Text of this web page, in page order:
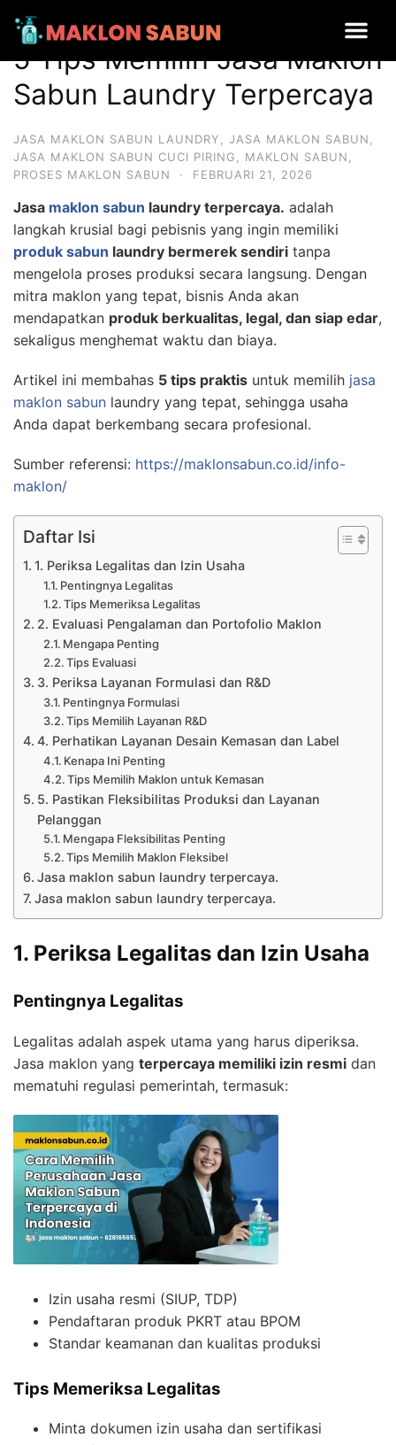
5 Tips Memilih Jasa Maklon Sabun Laundry Terpercaya
5 Tips Memilih Jasa Maklon
Sabun Laundry Terpercaya
JASA MAKLON SABUN LAUNDRY JASA MAKLON SABUN
JASA MAKLON SABUN CUCI PIRING
MAKLON SABUN
PROSES MAKLON SABUN
· FEBRUARI 21, 2026
Jasa maklon sabun laundry terpercaya. adalah
langkah krusial bagi pebisnis yang ingin memiliki
produk sabun laundry bermerek sendiri tanpa
mengelola proses produksi secara langsung. Dengan
mitra maklon yang tepat, bisnis Anda akan
mendapatkan produk berkualitas, legal, dan siap edar,
sekaligus menghemat waktu dan biaya.
Artikel ini membahas 5 tips praktis untuk memilih jasa
maklon sabun laundry yang tepat, sehingga usaha
Anda dapat berkembang secara profesional.
Sumber referensi: https://maklonsabun.co.id/info-
maklon/
Daftar Isi
1. Periksa Legalitas dan Izin Usaha
Pentingnya Legalitas
Tips Memeriksa Legalitas
2. Evaluasi Pengalaman dan Portofolio Maklon
Mengapa Penting
Tips Evaluasi
3. Periksa Layanan Formulasi dan R&D
Pentingnya Formulasi
Tips Memilih Layanan R&D
4. Perhatikan Layanan Desain Kemasan dan Label
Kenapa Ini Penting
Tips Memilih Maklon untuk Kemasan
5. Pastikan Fleksibilitas Produksi dan Layanan
Pelanggan
Mengapa Fleksibilitas Penting
Tips Memilih Maklon Fleksibel
Jasa maklon sabun laundry terpercaya.
Jasa maklon sabun laundry terpercaya.
1. Periksa Legalitas dan Izin Usaha
Pentingnya Legalitas
Legalitas adalah aspek utama yang harus diperiksa.
Jasa maklon yang terpercaya memiliki izin resmi dan
mematuhi regulasi pemerintah, termasuk:
Izin usaha resmi (SIUP, TDP)
Pendaftaran produk PKRT atau BPOM
Standar keamanan dan kualitas produksi
Tips Memeriksa Legalitas
Minta dokumen izin usaha dan sertifikasi